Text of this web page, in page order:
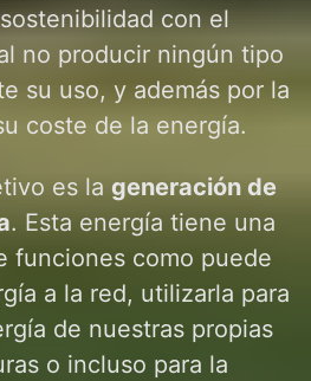
con el
no producir ningún tipo
su uso, y además por la
coste de la energía.
es la generación de
. Esta energía tiene una
funciones como puede
a la red, utilizarla para
de nuestras propias
o incluso para la